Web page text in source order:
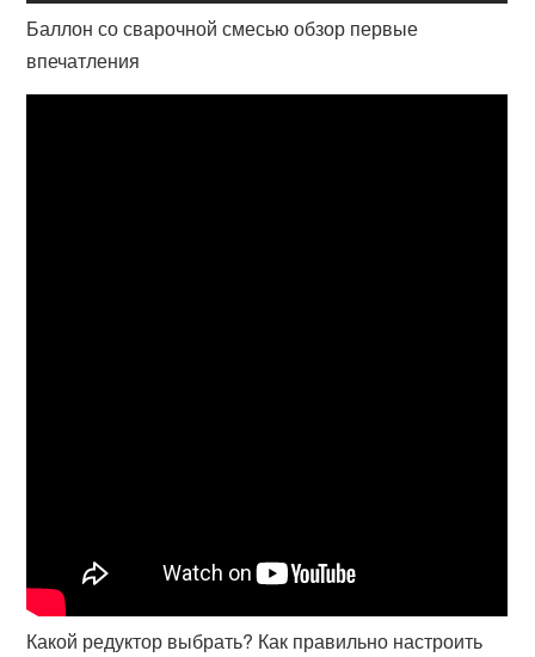
Баллон со сварочной смесью обзор первые
впечатления
Какой редуктор выбрать? Как правильно настроить